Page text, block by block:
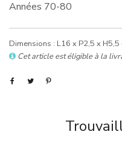
Années 70-80
Dimensions : L16 x P2,5 x H5,5
Cet article est éligible à la